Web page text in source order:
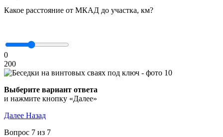
Какое расстояние от МКАД до участка, км?
0
200
Выберите вариант ответа
и нажмите кнопку «Далее»
Далее Назад
Вопрос 7 из 7